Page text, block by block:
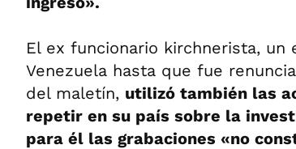
El ex funcionario kirchnerista, un
Venezuela hasta que fue
del maletín, utilizó también las
repetir en su país sobre la
para él las grabaciones «no